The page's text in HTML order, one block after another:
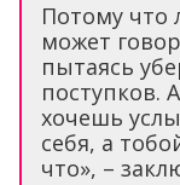
Потому что
может
пытаясь
поступков.
хочешь
себя, а
что», –